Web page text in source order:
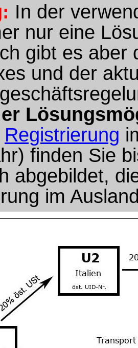
In der
nur eine
gibt es aber
und der
Registrierung
finden Sie
abgebildet,
im